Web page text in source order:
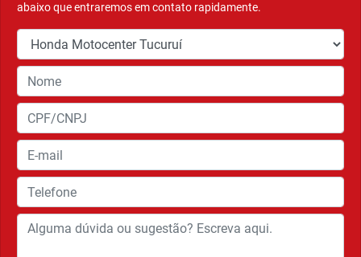
abaixo que entraremos em contato rapidamente.